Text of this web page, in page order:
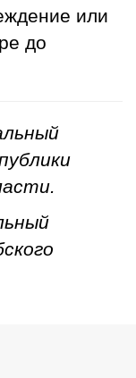
или
до